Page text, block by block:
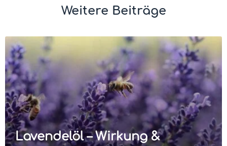
Weitere Beiträge
Lavendelöl – Wirkung &